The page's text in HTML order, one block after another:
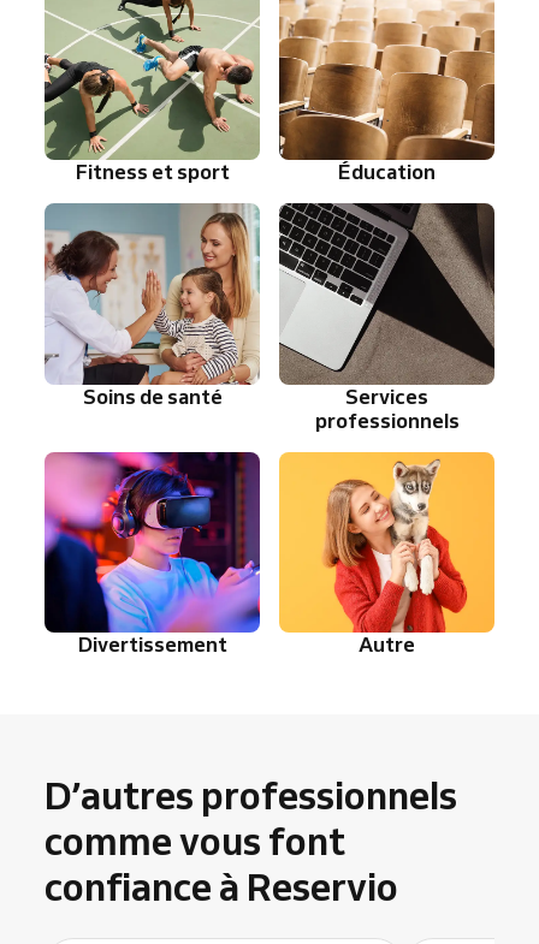
Fitness et sport Éducation
Soins de santé
Services
professionnels
Divertissement Autre
D’autres professionnels
comme vous font
confiance à Reservio